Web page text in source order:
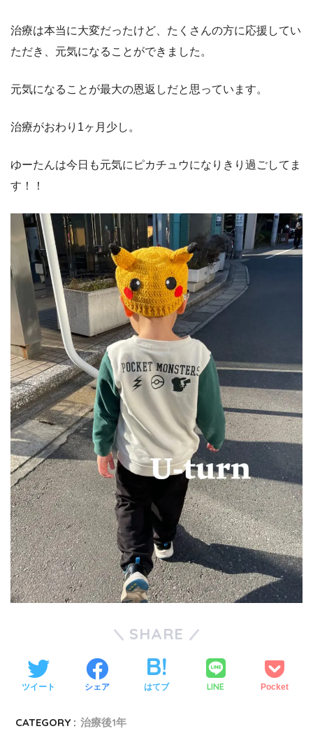
治療は本当に大変だったけど、たくさんの方に応援してい
ただき、元気になることができました。
元気になることが最大の恩返しだと思っています。
治療がおわり1ヶ月少し。
ゆーたんは今日も元気にピカチュウになりきり過ごしてま
す！！
SHARE
ツイート シェア はてブ LINE Pocket
CATEGORY : 治療後1年